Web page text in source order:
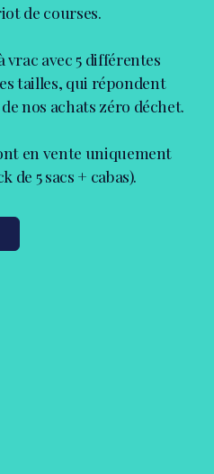
de courses.
vrac avec 5 différentes
tailles, qui répondent
nos achats zéro déchet.
en vente uniquement
de 5 sacs + cabas).